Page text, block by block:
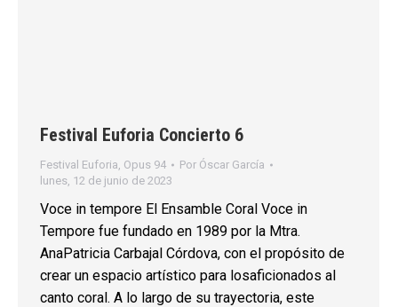
Festival Euforia Concierto 6
Festival Euforia, Opus 94 Por Óscar García
lunes, 12 de junio de 2023
Voce in tempore El Ensamble Coral Voce in
Tempore fue fundado en 1989 por la Mtra.
AnaPatricia Carbajal Córdova, con el propósito de
crear un espacio artístico para losaficionados al
canto coral. A lo largo de su trayectoria, este